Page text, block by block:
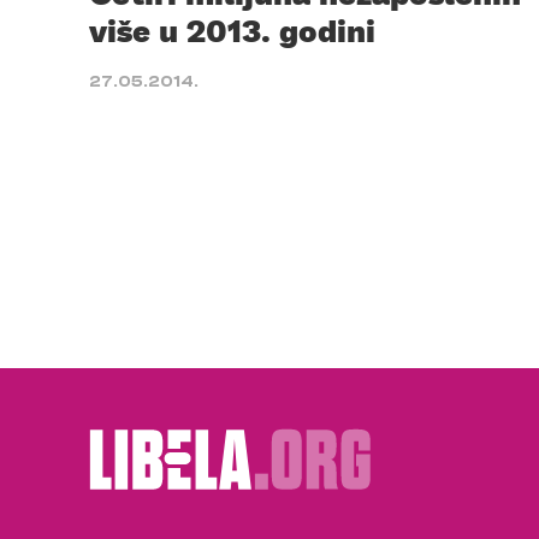
više u 2013. godini
27.05.2014.